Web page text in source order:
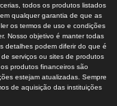
todos os produtos listados
qualquer garantia de que as
os termos de uso e condições
Nosso objetivo é manter todas
detalhes podem diferir do que é
serviços ou sites de produtos
produtos financeiros são
estejam atualizadas. Sempre
de aquisição das instituições